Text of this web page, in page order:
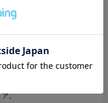
カラコン。
ットデザインを採用！
シーン、音楽ステージ、
ア。